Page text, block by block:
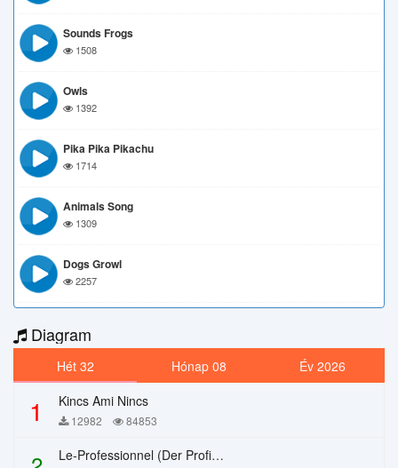
Sounds Frogs
1508
Owls
1392
Pika Pika Pikachu
1714
Animals Song
1309
Dogs Growl
2257
Diagram
Hét 32 Hónap 08 Év 2026
1 Kincs Ami Nincs
12982 84853
Le-Professionnel (Der Profi) – Chi Mai